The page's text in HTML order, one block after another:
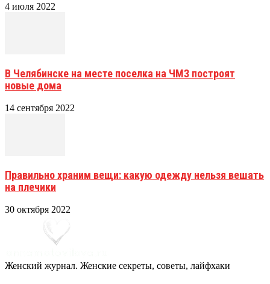
4 июля 2022
В Челябинске на месте поселка на ЧМЗ построят
новые дома
14 сентября 2022
Правильно храним вещи: какую одежду нельзя вешать
на плечики
30 октября 2022
Женский журнал. Женские секреты, советы, лайфхаки